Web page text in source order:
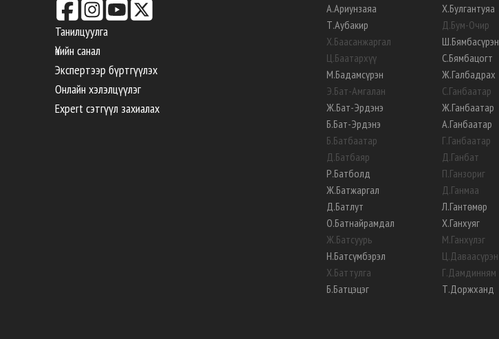
Танилцуулга
Үнийн санал
Экспертээр бүртгүүлэх
Онлайн хэлэлцүүлэг
Expert сэтгүүл захиалах
А.Ариунзаяа
Т.Аубакир
Х.Баасанжаргал
Ц.Баатархүү
М.Бадамсүрэн
Э.Бат-Амгалан
Ж.Бат-Эрдэнэ
Б.Бат-Эрдэнэ
Б.Батбаатар
Д.Батбаяр
Р.Батболд
Ж.Батжаргал
Д.Батлут
О.Батнайрамдал
Ж.Батсуурь
Н.Батсүмбэрэл
Х.Баттулга
Б.Батцэцэг
Х.Булгантуяа
Д.Бум-Очир
Ш.Бямбасүрэн
С.Бямбацогт
Ж.Галбадрах
С.Ганбаатар
Ж.Ганбаатар
А.Ганбаатар
Г.Ганбаатар
Д.Ганбат
П.Ганзориг
Д.Ганмаа
Л.Гантөмөр
Х.Ганхуяг
М.Ганхүлэг
Ц.Даваасүрэн
Г.Дамдинням
Т.Доржханд